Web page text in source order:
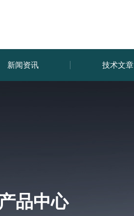
新闻资讯 技术文章
产品中心